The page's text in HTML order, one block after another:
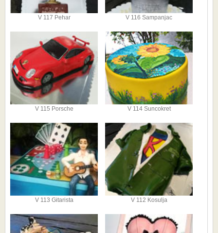
V 117 Pehar V 116 Sampanjac
V 115 Porsche V 114 Suncokret
V 113 Gitarista V 112 Kosulja